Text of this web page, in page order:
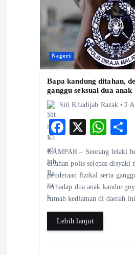
Negeri
Bapa kandung ditahan,
ganggu seksual dua anak
Siti Khadijah Razak
F
eb
o
o
k
X
W
ts
A
p
KAMPAR – Seorang lelaki
ditahan polis selepas disyaki
penderaan fizikal serta
terhadap dua anak
rumah kediaman di daerah
Lebih lanjut